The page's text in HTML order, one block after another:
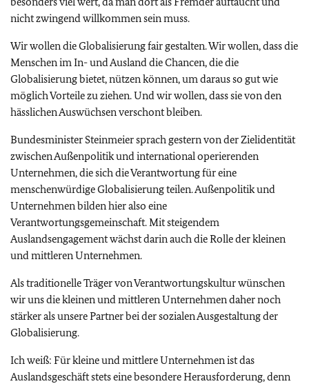
nicht zwingend willkommen sein muss.
Wir wollen die Globalisierung fair gestalten. Wir wollen, dass die
Menschen im In- und Ausland die Chancen, die die
Globalisierung bietet, nützen können, um daraus so gut wie
möglich Vorteile zu ziehen. Und wir wollen, dass sie von den
hässlichen Auswüchsen verschont bleiben.
Bundesminister Steinmeier sprach gestern von der Zielidentität
zwischen Außenpolitik und international operierenden
Unternehmen, die sich die Verantwortung für eine
menschenwürdige Globalisierung teilen. Außenpolitik und
Unternehmen bilden hier also eine
Verantwortungsgemeinschaft. Mit steigendem
Auslandsengagement wächst darin auch die Rolle der kleinen
und mittleren Unternehmen.
Als traditionelle Träger von Verantwortungskultur wünschen
wir uns die kleinen und mittleren Unternehmen daher noch
stärker als unsere Partner bei der sozialen Ausgestaltung der
Globalisierung.
Ich weiß: Für kleine und mittlere Unternehmen ist das
Auslandsgeschäft stets eine besondere Herausforderung, denn